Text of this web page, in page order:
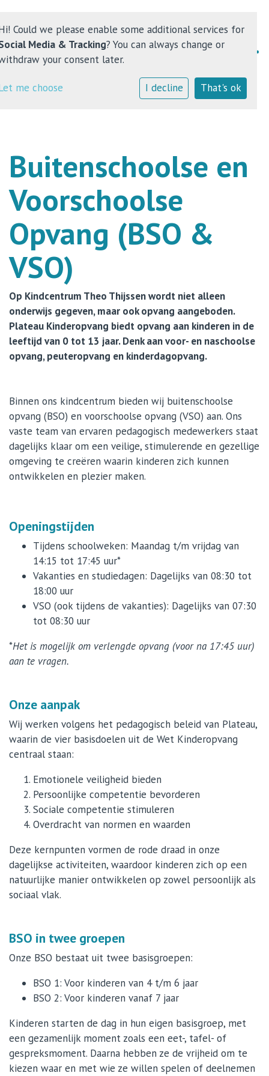
Home
Opvang
Contact
Buitenschoolse en
Voorschoolse
Opvang (BSO &
VSO)
Op Kindcentrum Theo Thijssen wordt niet alleen
onderwijs gegeven, maar ook opvang aangeboden.
Plateau Kinderopvang biedt opvang aan kinderen in de
leeftijd van 0 tot 13 jaar. Denk aan voor- en naschoolse
opvang, peuteropvang en kinderdagopvang.
Binnen ons kindcentrum bieden wij buitenschoolse
opvang (BSO) en voorschoolse opvang (VSO) aan. Ons
vaste team van ervaren pedagogisch medewerkers staat
dagelijks klaar om een veilige, stimulerende en gezellige
omgeving te creëren waarin kinderen zich kunnen
ontwikkelen en plezier maken.
Openingstijden
Tijdens schoolweken: Maandag t/m vrijdag van
14:15 tot 17:45 uur*
Vakanties en studiedagen: Dagelijks van 08:30 tot
18:00 uur
VSO (ook tijdens de vakanties): Dagelijks van 07:30
tot 08:30 uur
*Het is mogelijk om verlengde opvang (voor na 17:45 uur)
aan te vragen.
Onze aanpak
Wij werken volgens het pedagogisch beleid van Plateau,
waarin de vier basisdoelen uit de Wet Kinderopvang
centraal staan:
Emotionele veiligheid bieden
Persoonlijke competentie bevorderen
Sociale competentie stimuleren
Overdracht van normen en waarden
Deze kernpunten vormen de rode draad in onze
dagelijkse activiteiten, waardoor kinderen zich op een
natuurlijke manier ontwikkelen op zowel persoonlijk als
sociaal vlak.
BSO in twee groepen
Onze BSO bestaat uit twee basisgroepen:
BSO 1: Voor kinderen van 4 t/m 6 jaar
BSO 2: Voor kinderen vanaf 7 jaar
Kinderen starten de dag in hun eigen basisgroep, met
een gezamenlijk moment zoals een eet-, tafel- of
gespreksmoment. Daarna hebben ze de vrijheid om te
kiezen waar en met wie ze willen spelen of deelnemen
Could we please enable some additional services for
Media & Tracking? You can always change or
your consent later.
me choose I decline That's ok